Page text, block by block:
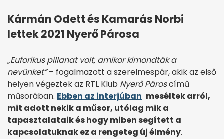
Kármán Odett és Kamarás Norbi
lettek 2021 Nyerő Párosa
„Euforikus pillanat volt, amikor kimondták a
nevünket”– fogalmazott a szerelmespár, akik az első
helyen végeztek az RTL Klub Nyerő Pároscímű
műsorában. Ebben az interjúban meséltek arról,
mit adott nekik a műsor, utólag mik a
tapasztalataik és hogy miben segített a
kapcsolatuknak ez a rengeteg új élmény.